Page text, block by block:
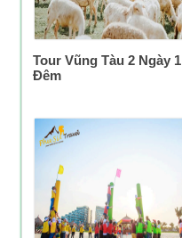
Tour Vũng Tàu 2 Ngày 1
Đêm